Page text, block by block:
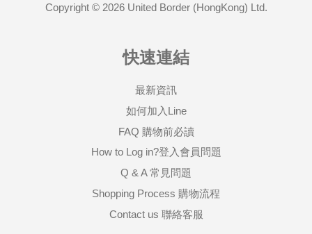
Copyright © 2026 United Border (HongKong) Ltd.
快速連結
最新資訊
如何加入Line
FAQ 購物前必讀
How to Log in?登入會員問題
Q & A 常見問題
Shopping Process 購物流程
Contact us 聯絡客服